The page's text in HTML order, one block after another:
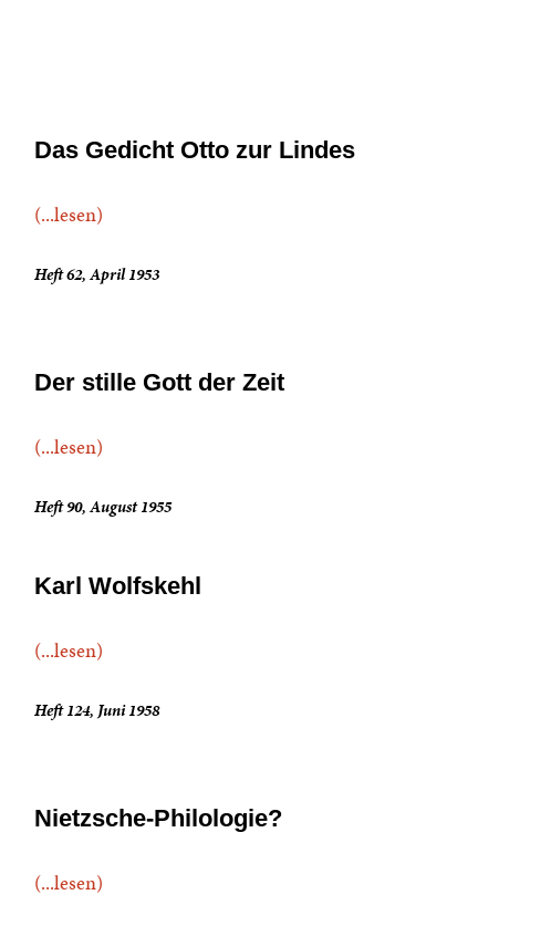
Das Gedicht Otto zur Lindes
(...lesen)
Heft 62, April 1953
Der stille Gott der Zeit
(...lesen)
Heft 90, August 1955
Karl Wolfskehl
(...lesen)
Heft 124, Juni 1958
Nietzsche-Philologie?
(...lesen)